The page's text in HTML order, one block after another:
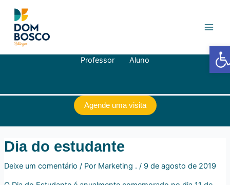
para
conteúdo
Professor Aluno
Agende uma visita
Dia do estudante
Deixe um comentário / Por Marketing . / 9 de agosto de 2019
Post
Barra